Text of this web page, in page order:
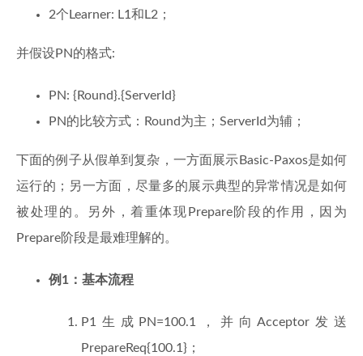
2个Learner: L1和L2；
并假设PN的格式:
PN: {Round}.{ServerId}
PN的比较方式：Round为主；ServerId为辅；
下面的例子从假单到复杂，一方面展示Basic-Paxos是如何
运行的；另一方面，尽量多的展示典型的异常情况是如何
被处理的。另外，着重体现Prepare阶段的作用，因为
Prepare阶段是最难理解的。
例1：基本流程
P1生成PN=100.1，并向Acceptor发送
PrepareReq{100.1}；